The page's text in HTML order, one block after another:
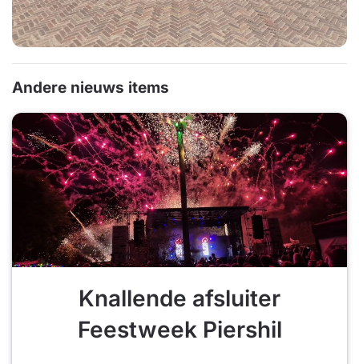
Andere nieuws items
Knallende afsluiter
Feestweek Piershil